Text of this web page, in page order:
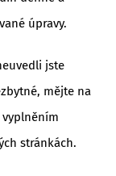
úpravy.
jste
mějte na
stránkách.